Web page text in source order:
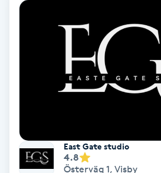
Fransrengöring
Friskvård East Gate studio
4.8
Österväg 1, Visby